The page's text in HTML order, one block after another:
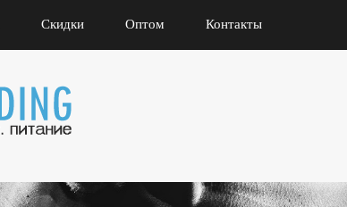
Скидки Оптом Контакты